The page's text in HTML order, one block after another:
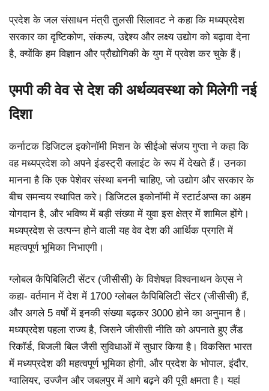
प्रदेश के जल संसाधन मंत्री तुलसी सिलावट ने कहा कि मध्यप्रदेश
सरकार का दृष्टिकोण, संकल्प, उद्देश्य और लक्ष्य उद्योग को बढ़ावा देना
है, क्योंकि हम विज्ञान और प्रौद्योगिकी के युग में प्रवेश कर चुके हैं।
एमपी की वेव से देश की अर्थव्यवस्था को मिलेगी नई
दिशा
कर्नाटक डिजिटल इकोनॉमी मिशन के सीईओ संजय गुप्ता ने कहा कि
वह मध्यप्रदेश को अपने इंडस्ट्री क्लाइंट के रूप में देखते हैं। उनका
मानना है कि एक पेशेवर संस्था बननी चाहिए, जो उद्योग और सरकार के
बीच समन्वय स्थापित करे। डिजिटल इकोनॉमी में स्टार्टअप्स का अहम
योगदान है, और भविष्य में बड़ी संख्या में युवा इस क्षेत्र में शामिल होंगे।
मध्यप्रदेश से उत्पन्न होने वाली यह वेव देश की आर्थिक प्रगति में
महत्वपूर्ण भूमिका निभाएगी।
ग्लोबल कैपिबिलिटी सेंटर (जीसीसी) के विशेषज्ञ विश्वनाथन केएस ने
कहा- वर्तमान में देश में 1700 ग्लोबल कैपिबिलिटी सेंटर (जीसीसी) हैं,
और अगले 5 वर्षों में इनकी संख्या बढ़कर 3000 होने का अनुमान है।
मध्यप्रदेश पहला राज्य है, जिसने जीसीसी नीति को अपनाते हुए लैंड
रिकॉर्ड, बिजली बिल जैसी सुविधाओं में सुधार किया है। विकसित भारत
में मध्यप्रदेश की महत्वपूर्ण भूमिका होगी, और प्रदेश के भोपाल, इंदौर,
ग्वालियर, उज्जैन और जबलपुर में आगे बढ़ने की पूरी क्षमता है। यहां